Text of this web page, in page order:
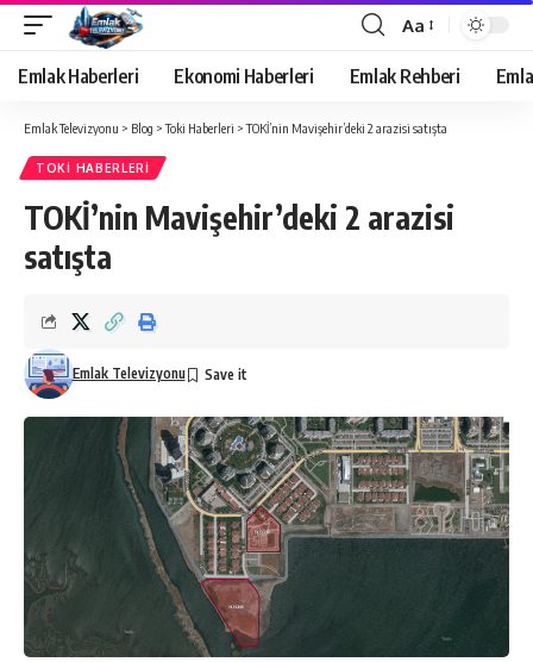
Yazı
Tipi
Boyutlandırıcı
Aa
Emlak Haberleri Ekonomi Haberleri Emlak Rehberi
Emlak Televizyonu > Blog >Toki Haberleri >TOKİ’nin Mavişehir’deki 2 arazisi satışta
TOKI HABERLERI
TOKİ’nin Mavişehir’deki 2 arazisi
satışta
Emlak Televizyonu